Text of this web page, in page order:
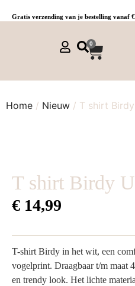
Gratis verzending van je bestelling vanaf
0
Home / Nieuw / T shirt
T shirt Birdy
€ 14,99
T-shirt Birdy in het wit, een
vogelprint. Draagbaar t/m maat
en trendy look. Het lichte